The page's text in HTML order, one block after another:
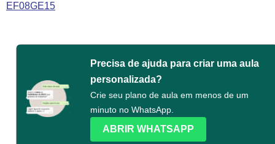
EF08GE15
Precisa de ajuda para criar uma aula
personalizada?
Crie seu plano de aula em menos de um
minuto no WhatsApp.
ABRIR WHATSAPP